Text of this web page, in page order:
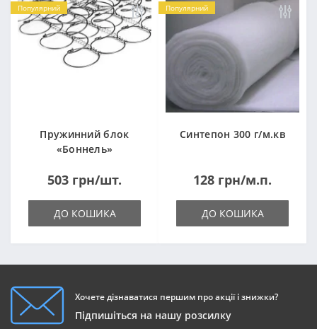
Популярний
Пружинний блок
«Боннель»
503 грн/шт.
ДО КОШИКА
Популярний
Синтепон 300 г/м.кв
128 грн/м.п.
ДО КОШИКА
Хочете дізнаватися першим про акції і знижки?
Підпишіться на нашу розсилку